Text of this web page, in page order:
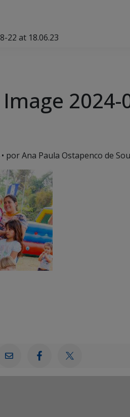
22 at 18.06.23
2024-
• por Ana Paula Ostapenco de